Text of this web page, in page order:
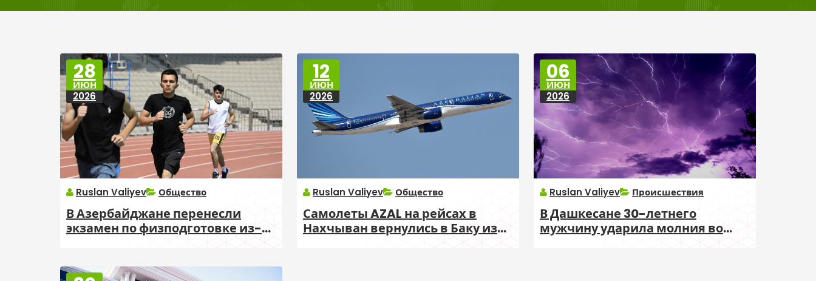
28
ИЮН
2026
Ruslan Valiyev Общество
В Азербайджане перенесли
экзамен по физподготовке из-за
12
ИЮН
2026
Ruslan Valiyev Общество
Самолеты AZAL на рейсах в
Нахчыван вернулись в Баку из-
06
ИЮН
2026
Ruslan Valiyev Происшествия
В Дашкесане 30-летнего
мужчину ударила молния во